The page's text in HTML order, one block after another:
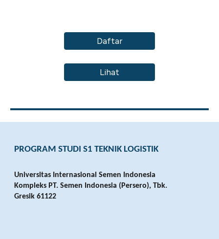
Daftar
Lihat
PROGRAM STUDI S1 TEKNIK LOGISTIK
Universitas Internasional Semen Indonesia
Kompleks PT. Semen Indonesia (Persero), Tbk.
Gresik 61122